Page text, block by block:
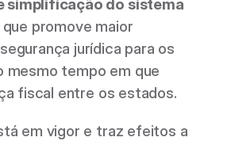
simplificação do sistema
promove maior
jurídica para os
mesmo tempo em que
fiscal entre os estados.
em vigor e traz efeitos a